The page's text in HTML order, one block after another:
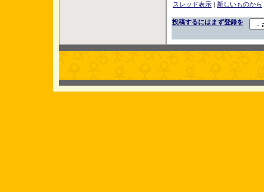
スレッド表示 | 新しいものから
投稿するにはまず登録を